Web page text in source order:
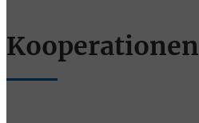
Kooperationen